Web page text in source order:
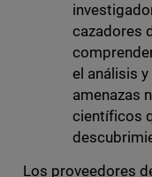
cazadores
el análisis
amenazas
científicos
Los proveedores